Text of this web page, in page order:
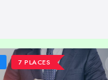
7 PLACES